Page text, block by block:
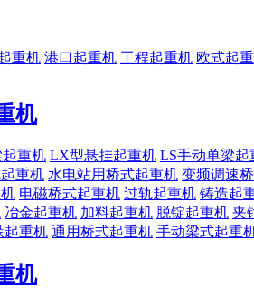
重机 港口起重机 工程起重机 欧式起
机
重机 LX型悬挂起重机 LS手动单梁起
重机 水电站用桥式起重机 变频调速
电磁桥式起重机 过轨起重机 铸造起
冶金起重机 加料起重机 脱锭起重机 夹
起重机 通用桥式起重机 手动梁式起重
机